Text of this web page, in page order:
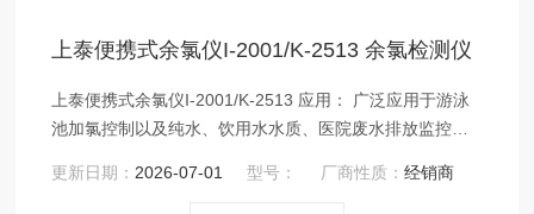
上泰便携式余氯仪I-2001/K-2513 余氯检测仪
上泰便携式余氯仪I-2001/K-2513 应用： 广泛应用于游泳
池加氯控制以及纯水、饮用水水质、医院废水排放监控、
更新日期： 2026-07-01 型号： 厂商性质：经销商